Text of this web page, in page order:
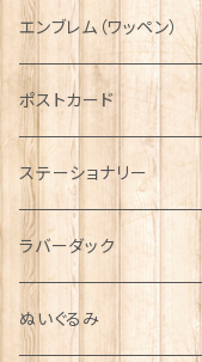
国旗＆紋章
音楽＆楽器
運動＆人物
シンボル
AIRFORCE
ARMY
エンブレム（ワッペン）
ポストカード
ステーショナリー
ラバーダック
ぬいぐるみ